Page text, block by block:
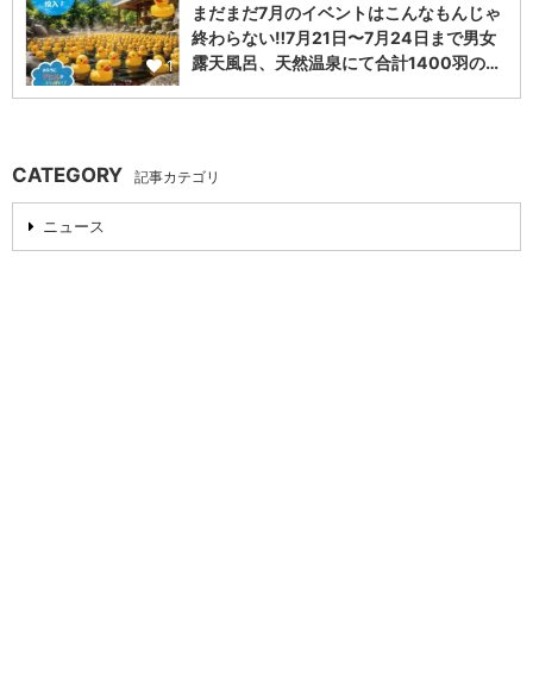
1
まだまだ7月のイベントはこんなもんじゃ
終わらない‼️7月21日〜7月24日まで男女
露天風呂、天然温泉にて合計1400羽の…
CATEGORY 記事カテゴリ
ニュース